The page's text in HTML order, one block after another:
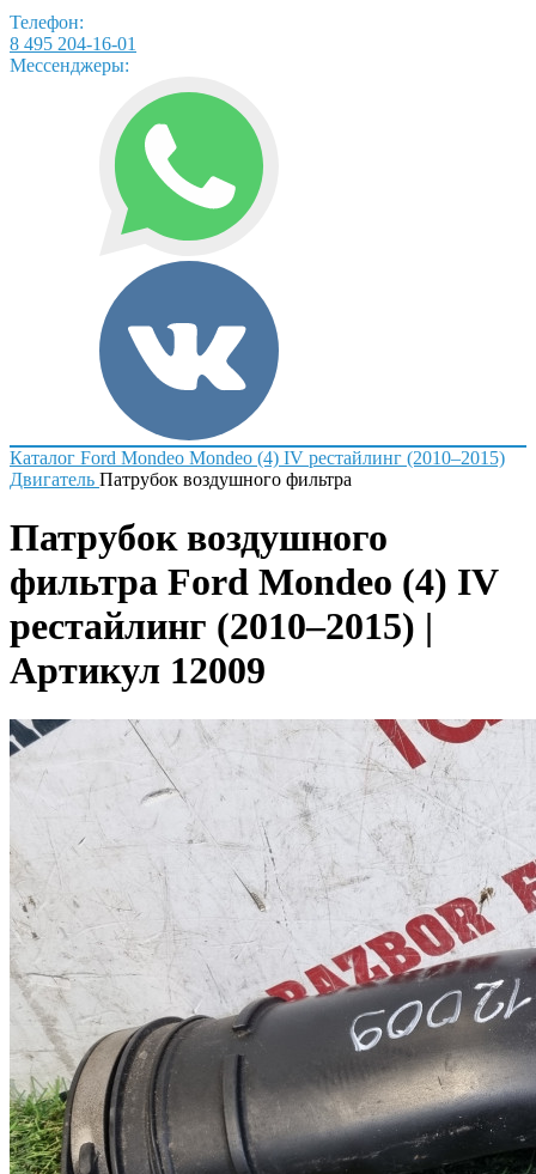
Телефон:
8 495 204-16-01
Мессенджеры:
Каталог Ford Mondeo Mondeo (4) IV рестайлинг (2010–2015)
Двигатель Патрубок воздушного фильтра
Патрубок воздушного
фильтра Ford Mondeo (4) IV
рестайлинг (2010–2015) |
Артикул 12009